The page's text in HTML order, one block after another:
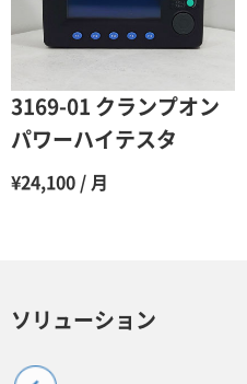
3169-01 クランプオン
パワーハイテスタ
¥24,100 / 月
ソリューション